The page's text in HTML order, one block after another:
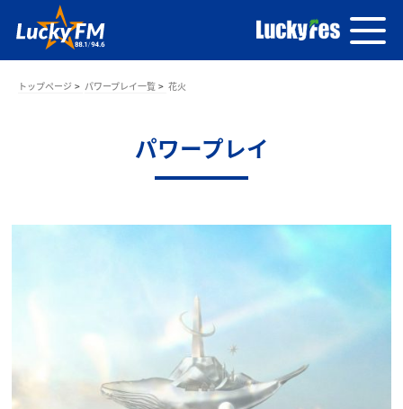
トップページ パワープレイ一覧 花火
パワープレイ